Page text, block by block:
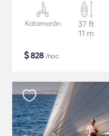
Katamarán
37 ft
11 m
$828 /noc